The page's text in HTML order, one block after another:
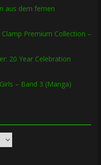
aus dem fernen
Premium Collection –
20 Year Celebration
– Band 3 (Manga)